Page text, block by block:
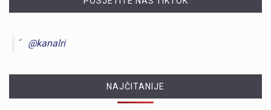
@kanalri
NAJČITANIJE